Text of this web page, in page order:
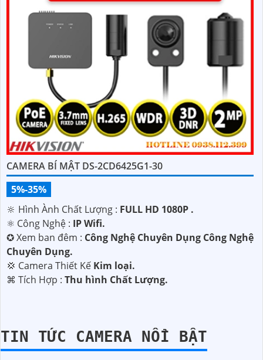
CAMERA BÍ MẬT DS-2CD6425G1-30
5%-35%
🔆 Hình Ành Chất Lượng : FULL HD 1080P .
⚛️ Công Nghệ : IP Wifi.
✪ Xem ban đêm : Công Nghệ Chuyên Dụng Công Nghệ
Chuyên Dụng.
💢 Camera Thiết Kế Kim loại.
️⌘ Tích Hợp : Thu hình Chất Lượng.
TIN TỨC CAMERA NỔI BẬT